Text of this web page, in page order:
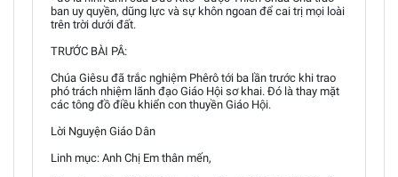
ban uy quyền, dũng lực và sự khôn ngoan để cai trị mọi loài
trên trời dưới đất.
TRƯỚC BÀI PÂ:
Chúa Giêsu đã trắc nghiệm Phêrô tới ba lần trước khi trao
phó trách nhiệm lãnh đạo Giáo Hội sơ khai. Đó là thay mặt
các tông đồ điều khiển con thuyền Giáo Hội.
Lời Nguyện Giáo Dân
Linh mục: Anh Chị Em thân mến,